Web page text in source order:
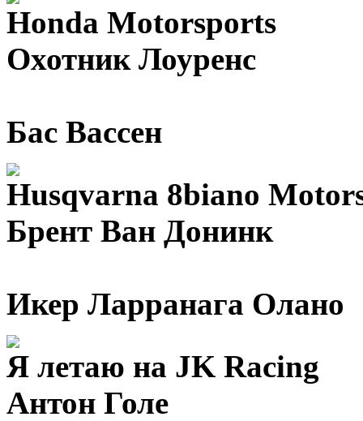
Honda Motorsports
Охотник Лоуренс
Бас Вассен
Husqvarna 8biano
Брент Ван Донинк
Икер Ларранага Олано
Я летаю на JK Racing
Антон Голе